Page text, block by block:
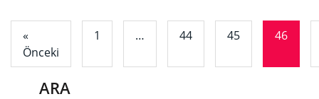
«
Önceki
1 … 44 45 46
ARA